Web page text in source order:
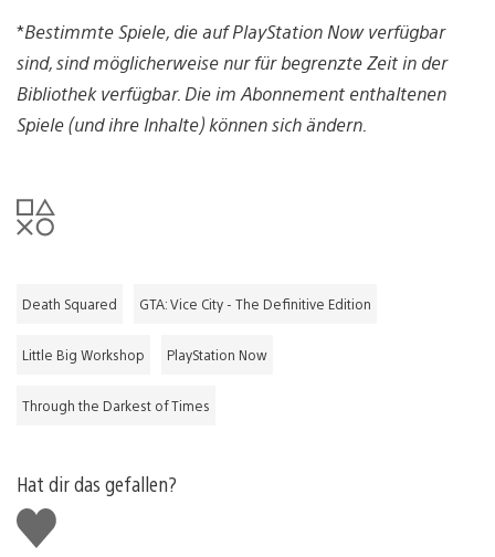
*Bestimmte Spiele, die auf PlayStation Now verfügbar
sind, sind möglicherweise nur für begrenzte Zeit in der
Bibliothek verfügbar. Die im Abonnement enthaltenen
Spiele (und ihre Inhalte) können sich ändern.
Death Squared GTA: Vice City - The Definitive Edition
Little Big Workshop PlayStation Now
Through the Darkest of Times
Hat dir das gefallen?
Gefällt
mir